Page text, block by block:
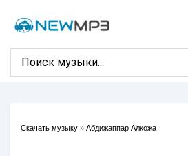
Скачать музыку » Абдижаппар Алкожа